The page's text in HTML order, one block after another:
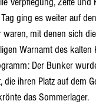
ging es weiter auf
mit denen sich
Warnamt des
Der Bunker
ihren Platz auf dem
das Sommerlager.